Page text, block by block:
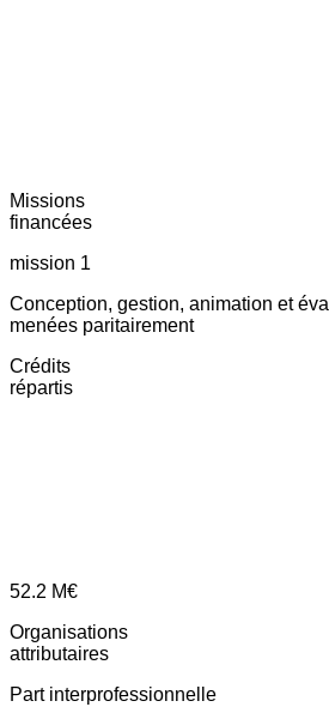
Missions
financées
mission 1
Conception, gestion, animation et
menées paritairement
Crédits
répartis
52.2 M€
Organisations
attributaires
Part interprofessionnelle